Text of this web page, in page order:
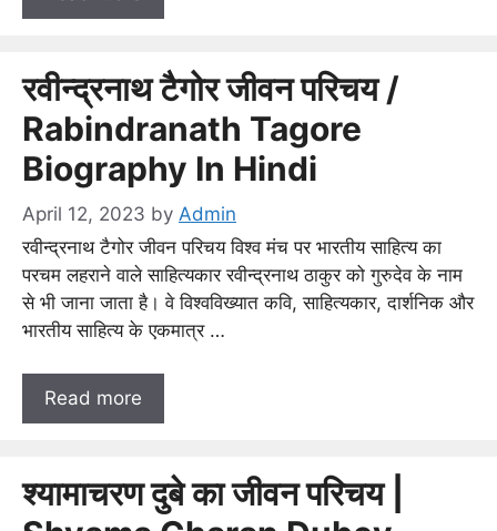
रवीन्द्रनाथ टैगोर जीवन परिचय /
Rabindranath Tagore
Biography In Hindi
April 12, 2023 by Admin
रवीन्द्रनाथ टैगोर जीवन परिचय विश्व मंच पर भारतीय साहित्य का
परचम लहराने वाले साहित्यकार रवीन्द्रनाथ ठाकुर को गुरुदेव के नाम
से भी जाना जाता है। वे विश्वविख्यात कवि, साहित्यकार, दार्शनिक और
भारतीय साहित्य के एकमात्र …
Read more
श्यामाचरण दुबे का जीवन परिचय |